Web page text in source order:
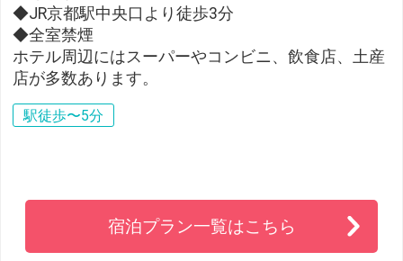
◆JR京都駅中央口より徒歩3分
◆全室禁煙
ホテル周辺にはスーパーやコンビニ、飲食店、土産
店が多数あります。
駅徒歩〜5分
宿泊プラン一覧はこちら